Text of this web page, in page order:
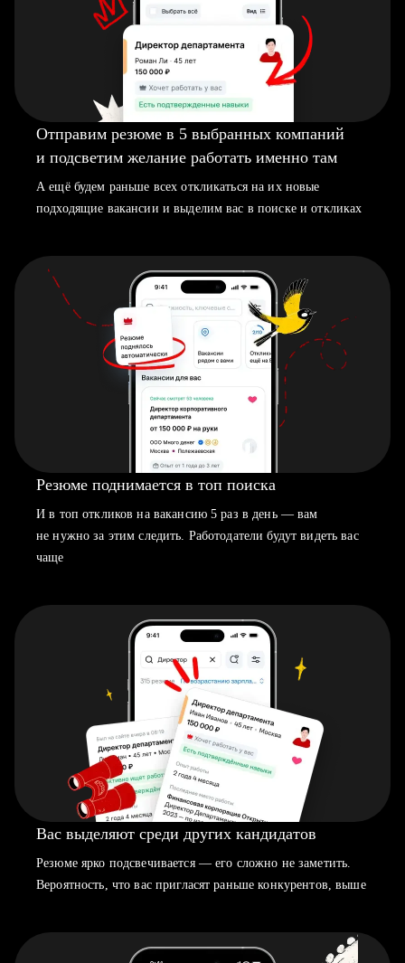
Отправим резюме в 5 выбранных компаний
и подсветим желание работать именно там
А ещё будем раньше всех откликаться на их новые
подходящие вакансии и выделим вас в поиске и откликах
Резюме поднимается в топ поиска
И в топ откликов на вакансию 5 раз в день — вам
не нужно за этим следить. Работодатели будут видеть вас
чаще
Вас выделяют среди других кандидатов
Резюме ярко подсвечивается — его сложно не заметить.
Вероятность, что вас пригласят раньше конкурентов, выше